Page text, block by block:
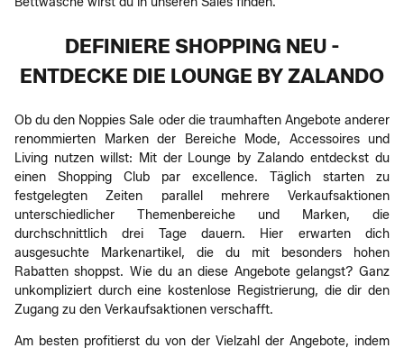
DEFINIERE SHOPPING NEU -
ENTDECKE DIE LOUNGE BY ZALANDO
Ob du den Noppies Sale oder die traumhaften Angebote anderer
renommierten Marken der Bereiche Mode, Accessoires und
Living nutzen willst: Mit der Lounge by Zalando entdeckst du
einen Shopping Club par excellence. Täglich starten zu
festgelegten Zeiten parallel mehrere Verkaufsaktionen
unterschiedlicher Themenbereiche und Marken, die
durchschnittlich drei Tage dauern. Hier erwarten dich
ausgesuchte Markenartikel, die du mit besonders hohen
Rabatten shoppst. Wie du an diese Angebote gelangst? Ganz
unkompliziert durch eine kostenlose Registrierung, die dir den
Zugang zu den Verkaufsaktionen verschafft.
Am besten profitierst du von der Vielzahl der Angebote, indem